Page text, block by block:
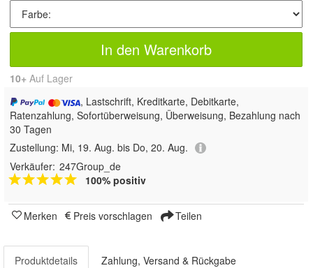
In den Warenkorb
10+ Auf Lager
, Lastschrift, Kreditkarte, Debitkarte,
Ratenzahlung, Sofortüberweisung, Überweisung, Bezahlung nach
30 Tagen
Zustellung: Mi, 19. Aug. bis Do, 20. Aug.
Verkäufer: 247Group_de
100% positiv
Merken Preis vorschlagen Teilen
Produktdetails Zahlung, Versand & Rückgabe